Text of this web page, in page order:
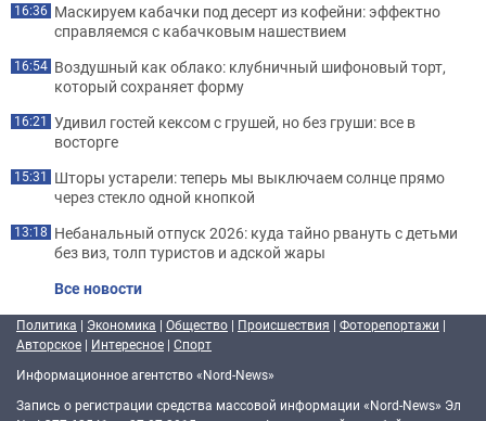
16:36 Маскируем кабачки под десерт из кофейни: эффектно
справляемся с кабачковым нашествием
16:54 Воздушный как облако: клубничный шифоновый торт,
который сохраняет форму
16:21 Удивил гостей кексом с грушей, но без груши: все в
восторге
15:31 Шторы устарели: теперь мы выключаем солнце прямо
через стекло одной кнопкой
13:18 Небанальный отпуск 2026: куда тайно рвануть с детьми
без виз, толп туристов и адской жары
Все новости
Политика | Экономика | Общество | Происшествия | Фоторепортажи |
Авторское | Интересное | Спорт
Информационное агентство «Nord-News»
Запись о регистрации средства массовой информации «Nord-News» Эл